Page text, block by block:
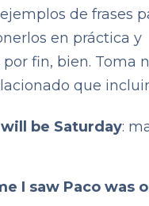
de frases
en práctica y
fin, bien. Toma
que
be Saturday:
I saw Paco was